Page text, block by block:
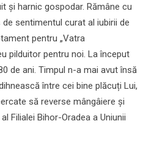
și harnic gospodar. Rămâne cu
sentimentul curat al iubirii de
pentru „Vatra
pilduitor pentru noi. La început
de ani. Timpul n-a mai avut însă
între cei bine plăcuți Lui,
să reverse mângâiere și
Filialei Bihor-Oradea a Uniunii